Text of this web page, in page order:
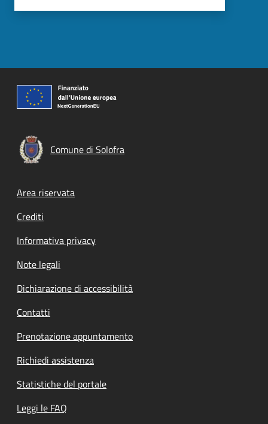
Comune di Solofra
Footer menu
Area riservata
Crediti
Informativa privacy
Note legali
Dichiarazione di accessibilità
Contatti
Prenotazione appuntamento
Richiedi assistenza
Statistiche del portale
Leggi le FAQ